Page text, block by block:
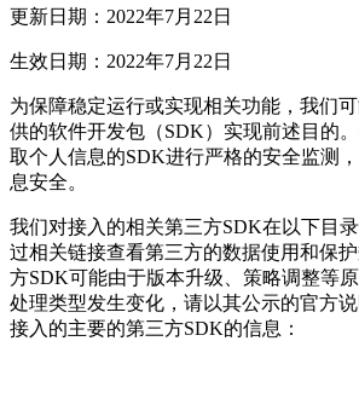
更新日期：2022年7月22日
生效日期：2022年7月22日
为保障稳定运行或实现相关功能，我们
供的软件开发包（SDK）实现前述目的
取个人信息的SDK进行严格的安全监测
息安全。
我们对接入的相关第三方SDK在以下目
过相关链接查看第三方的数据使用和保
方SDK可能由于版本升级、策略调整等
处理类型发生变化，请以其公示的官方
接入的主要的第三方SDK的信息：